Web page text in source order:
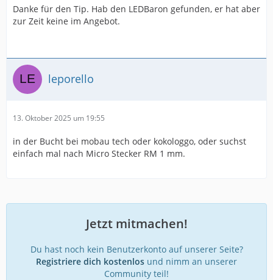
Danke für den Tip. Hab den LEDBaron gefunden, er hat aber
zur Zeit keine im Angebot.
leporello
13. Oktober 2025 um 19:55
in der Bucht bei mobau tech oder kokologgo, oder suchst
einfach mal nach Micro Stecker RM 1 mm.
Jetzt mitmachen!
Du hast noch kein Benutzerkonto auf unserer Seite?
Registriere dich kostenlos und nimm an unserer
Community teil!